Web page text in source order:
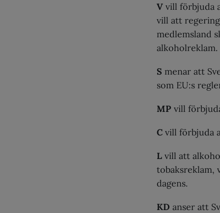
Vvill förbjuda
vill att
medlemsland
alkoholreklam.
S menar att
som EU:s
MP vill
Cvill förbjuda
Lvill att
tobaksreklam,
dagens.
KD anser att